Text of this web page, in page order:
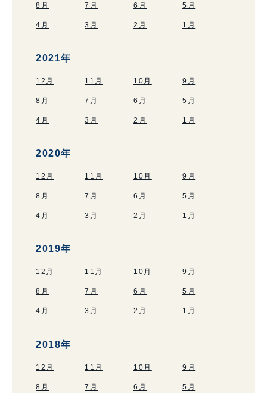
8月 7月 6月 5月
4月 3月 2月 1月
2021年
12月 11月 10月 9月
8月 7月 6月 5月
4月 3月 2月 1月
2020年
12月 11月 10月 9月
8月 7月 6月 5月
4月 3月 2月 1月
2019年
12月 11月 10月 9月
8月 7月 6月 5月
4月 3月 2月 1月
2018年
12月 11月 10月 9月
8月 7月 6月 5月